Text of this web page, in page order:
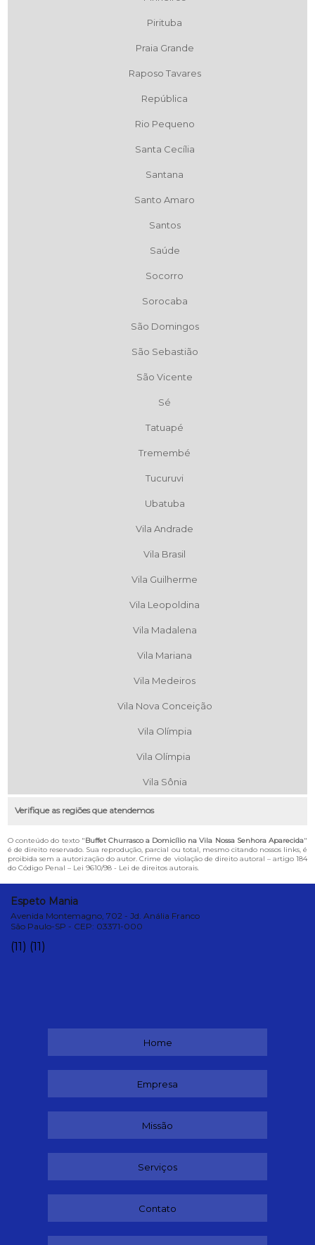
Pirituba
Praia Grande
Raposo Tavares
República
Rio Pequeno
Santa Cecília
Santana
Santo Amaro
Santos
Saúde
Socorro
Sorocaba
São Domingos
São Sebastião
São Vicente
Sé
Tatuapé
Tremembé
Tucuruvi
Ubatuba
Vila Andrade
Vila Brasil
Vila Guilherme
Vila Leopoldina
Vila Madalena
Vila Mariana
Vila Medeiros
Vila Nova Conceição
Vila Olímpia
Vila Olímpia
Vila Sônia
Verifique as regiões que atendemos
O conteúdo do texto "Buffet Churrasco a Domicílio na Vila Nossa Senhora Aparecida"
é de direito reservado. Sua reprodução, parcial ou total, mesmo citando nossos links, é
proibida sem a autorização do autor. Crime de violação de direito autoral – artigo 184
do Código Penal – Lei 9610/98 - Lei de direitos autorais.
Espeto Mania
Avenida Montemagno, 702 - Jd. Anália Franco
São Paulo-SP - CEP: 03371-000
(11) (11)
Home
Empresa
Missão
Serviços
Contato